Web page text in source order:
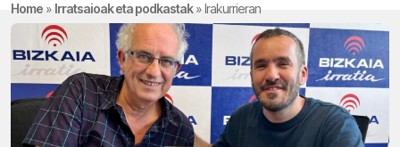
Home » Irratsaioak eta podkastak»Irakurrieran